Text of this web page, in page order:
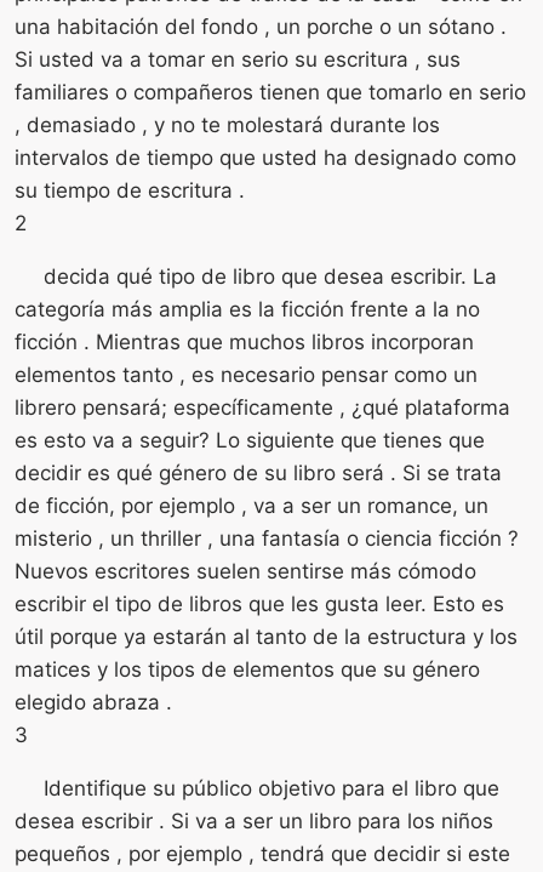
una habitación del fondo , un porche o un sótano .
Si usted va a tomar en serio su escritura , sus
familiares o compañeros tienen que tomarlo en serio
, demasiado , y no te molestará durante los
intervalos de tiempo que usted ha designado como
su tiempo de escritura .
2
decida qué tipo de libro que desea escribir. La
categoría más amplia es la ficción frente a la no
ficción . Mientras que muchos libros incorporan
elementos tanto , es necesario pensar como un
librero pensará; específicamente , ¿qué plataforma
es esto va a seguir? Lo siguiente que tienes que
decidir es qué género de su libro será . Si se trata
de ficción, por ejemplo , va a ser un romance, un
misterio , un thriller , una fantasía o ciencia ficción ?
Nuevos escritores suelen sentirse más cómodo
escribir el tipo de libros que les gusta leer. Esto es
útil porque ya estarán al tanto de la estructura y los
matices y los tipos de elementos que su género
elegido abraza .
3
Identifique su público objetivo para el libro que
desea escribir . Si va a ser un libro para los niños
pequeños , por ejemplo , tendrá que decidir si este